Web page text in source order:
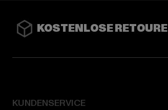
KOSTENLOSE RETOURE
KUNDENSERVICE